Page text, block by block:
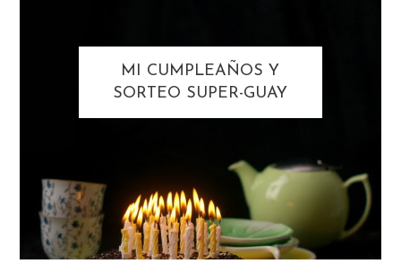
MI CUMPLEAÑOS Y
SORTEO SUPER-GUAY